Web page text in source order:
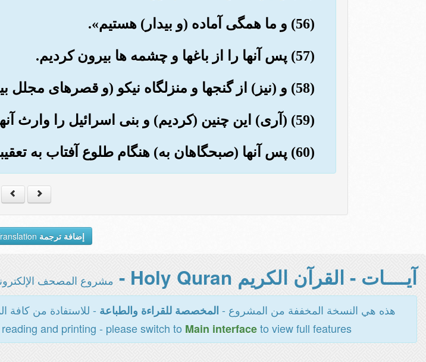
(56) و ما همگی آماده (و بیدار) هستیم».
(57) پس آنها را از باغها و چشمه ها بیرون کردیم.
(58) و (نیز) از گنجها و منزلگاه نیکو (و قصرهای مجلل بیرون راندیم) .
(59) (آری) این چنین (کردیم) و بنی اسرائیل را وارث آنها ساختیم.
(60) پس آنها (صبحگاهان به) هنگام طلوع آفتاب به تعقیبشان پرداختند.
إضافة ترجمة
آيــــات - القرآن الكريم Holy Quran - مشروع المصحف
هذه هي النسخة المخففة من المشروع - المخصصة للقراءة والطباعة - للاستفادة من كافة
and printing - please switch to Main interfaceto view full features